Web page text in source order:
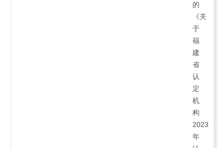
的
《关
于
福
建
省
认
定
机
构
2023
年